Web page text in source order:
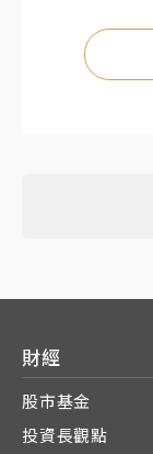
財經
股市基金
投資長觀點